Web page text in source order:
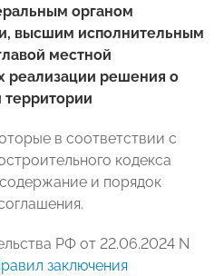
органом
высшим исполнительным
местной
реализации решения о
территории
в соответствии с
кодекса
и порядок
РФ от 22.06.2024 N
заключения